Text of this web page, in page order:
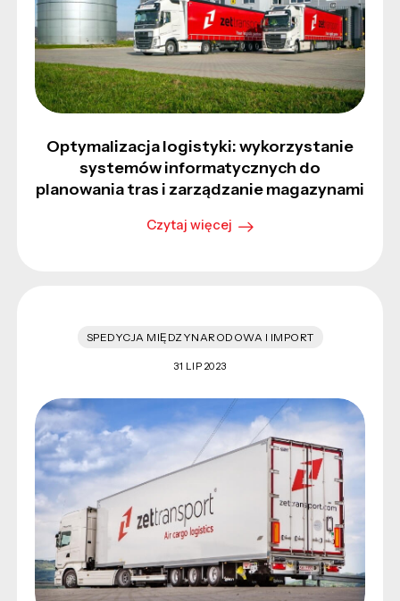
Optymalizacja logistyki: wykorzystanie
systemów informatycznych do
planowania tras i zarządzanie magazynami
Czytaj więcej
SPEDYCJA MIĘDZYNARODOWA I IMPORT
31 LIP 2023